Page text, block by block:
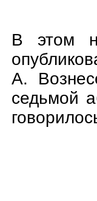
В этом
А.
седьмой